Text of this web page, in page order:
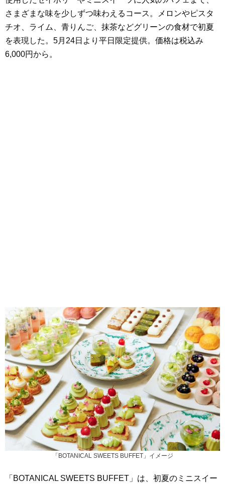
さまざまな味を少しずつ味わえるコース。メロンやピスタ
チオ、ライム、青りんご、抹茶などグリーンの食材で初夏
を表現した。5月24日より平日限定提供。価格は税込み
6,000円から。
「BOTANICAL SWEETS BUFFET」イメージ
「BOTANICAL SWEETS BUFFET」は、初夏のミニスイー